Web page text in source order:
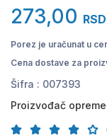
273,00 RSD
Porez je uračunat u
Cena dostave za
Šifra : 007393
Proizvođač